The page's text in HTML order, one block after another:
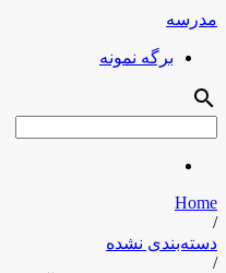
مدرسه
برگه نمونه
search
Home
/
دسته‌بندی نشده
/